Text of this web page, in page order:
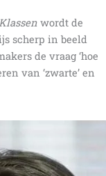
Klassen wordt de
scherp in beeld
de vraag ‘hoe
van ‘zwarte’ en